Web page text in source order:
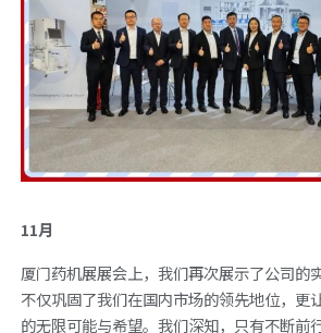
11月
厦门药机展展会上，我们再次展示了公司的
不仅巩固了我们在国内市场的领先地位，更
的无限可能与希望。我们深知，只有不断前